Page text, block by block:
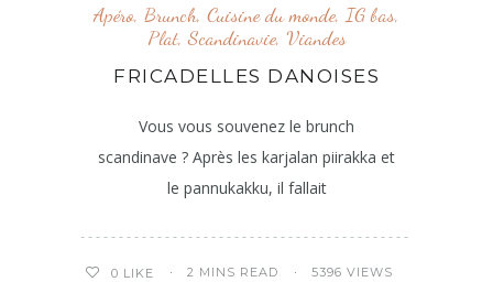
Apéro, Brunch, Cuisine du monde, IG bas,
Plat,Scandinavie, Viandes
FRICADELLES DANOISES
Vous vous souvenez le brunch
scandinave ? Après les karjalan piirakka et
le pannukakku, il fallait
0 LIKE 2 MINS READ 5396 VIEWS